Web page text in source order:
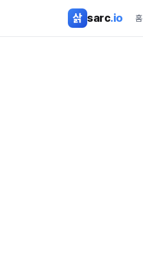
삵 sarc.io 홈